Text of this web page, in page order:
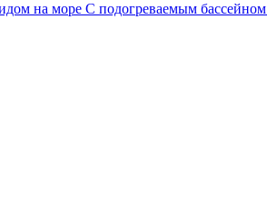
на море С подогреваемым бассейном